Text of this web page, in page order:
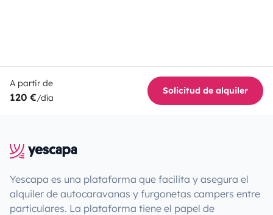
A partir de
120 €/día
Solicitud de alquiler
Yescapa es una plataforma que facilita y asegura el
alquiler de autocaravanas y furgonetas campers entre
particulares. La plataforma tiene el papel de